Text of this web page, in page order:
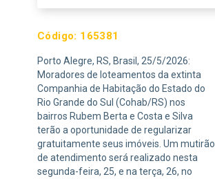
Código: 165381
Porto Alegre, RS, Brasil, 25/5/2026:
Moradores de loteamentos da extinta
Companhia de Habitação do Estado do
Rio Grande do Sul (Cohab/RS) nos
bairros Rubem Berta e Costa e Silva
terão a oportunidade de regularizar
gratuitamente seus imóveis. Um mutirão
de atendimento será realizado nesta
segunda-feira, 25, e na terça, 26, no